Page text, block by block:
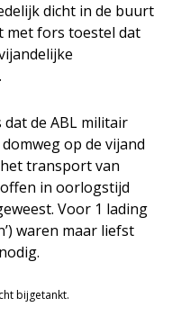
dicht in de buurt
met fors toestel dat
de ABL militair
op de vijand
transport van
in oorlogstijd
Voor 1 lading
waren maar liefst
bijgetankt.